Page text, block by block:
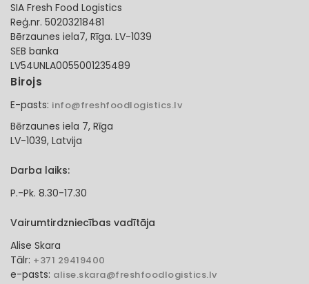
SIA Fresh Food Logistics
Reģ.nr. 50203218481
Bērzaunes iela7, Rīga. LV-1039
SEB banka
LV54UNLA0055001235489
Birojs
E-pasts: info@freshfoodlogistics.lv
Bērzaunes iela 7, Rīga
LV-1039, Latvija
Darba laiks:
P.-Pk. 8.30-17.30
Vairumtirdzniecības vadītāja
Alise Skara
Tālr: +371 29419400
e-pasts: alise.skara@freshfoodlogistics.lv